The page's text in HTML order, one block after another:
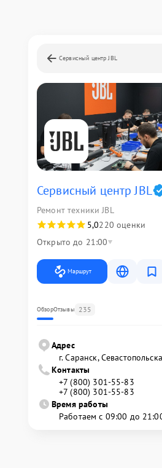
Сервисный центр JBL
Сервисный центр JBL
Ремонт техники JBL
5,0220 оценки
Открыто до 21:00
Маршрут
ОбзорОтзывы 235
Адрес
г. Саранск,
Контакты
+7 (800) 301-55-83
+7 (800) 301-55-83
Время работы
Работаем с 09:00 до